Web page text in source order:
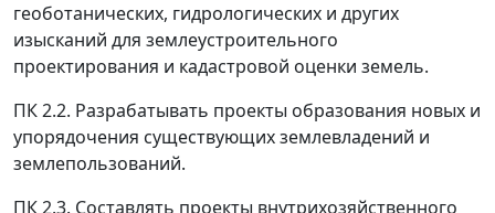
геоботанических, гидрологических и других
изысканий для землеустроительного
проектирования и кадастровой оценки земель.
ПК 2.2. Разрабатывать проекты образования новых и
упорядочения существующих землевладений и
землепользований.
ПК 2.3. Составлять проекты внутрихозяйственного